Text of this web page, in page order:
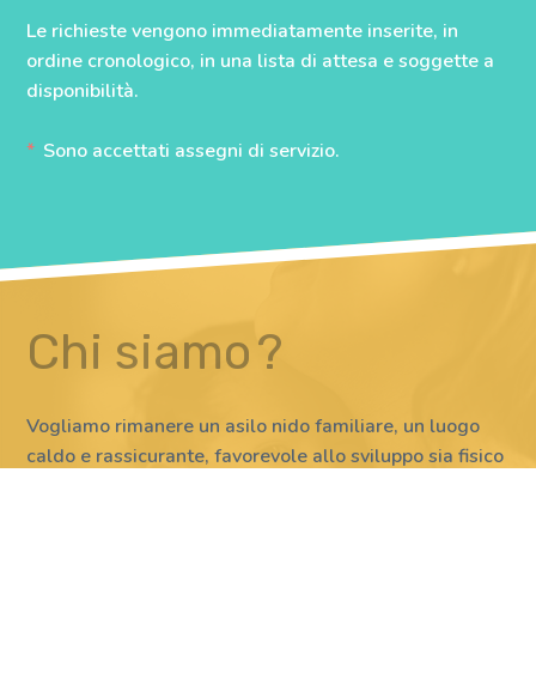
Le richieste vengono immediatamente inserite, in
ordine cronologico, in una lista di attesa e soggette a
disponibilità.
Sono accettati assegni di servizio.
Chi siamo ?
Vogliamo rimanere un asilo nido familiare, un luogo
caldo e rassicurante, favorevole allo sviluppo sia fisico